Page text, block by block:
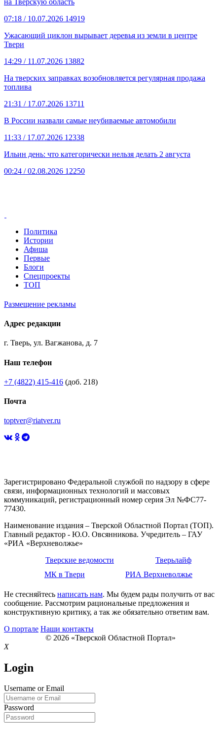
07:18 / 10.07.2026 14919
Ужасающий циклон вырывает деревья из земли в центре
Твери
14:29 / 11.07.2026 13882
На тверских заправках возобновляется регулярная продажа
топлива
21:31 / 17.07.2026 13711
В России назвали самые неубиваемые автомобили
11:33 / 17.07.2026 12338
Ильин день: что категорически нельзя делать 2 августа
00:24 / 02.08.2026 12250
Политика
Истории
Афиша
Первые
Блоги
Спецпроекты
ТОП
Размещение рекламы
Адрес редакции
г. Тверь, ул. Вагжанова, д. 7
Наш телефон
+7 (4822) 415-416 (доб. 218)
Почта
toptver@riatver.ru
Зарегистрировано Федеральной службой по надзору в сфере
связи, информационных технологий и массовых
коммуникаций, регистрационный номер серия Эл №ФС77-
77430.
Наименование издания – Тверской Областной Портал (ТОП).
Главный редактор - Ю.О. Овсянникова. Учредитель – ГАУ
«РИА «Верхневолжье»
Тверские ведомости
Тверьлайф
МК в Твери
РИА Верхневолжье
Не стесняйтесь написать нам. Мы будем рады получить от вас
сообщение. Рассмотрим рациональные предложения и
конструктивную критику, а так же обязательно ответим вам.
О портале Наши контакты
© 2026 «Тверской Областной Портал»
X
Login
Username or Email
Password